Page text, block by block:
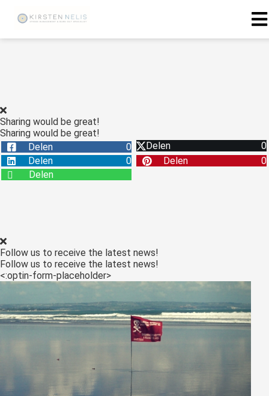
Sharing would be great!
Sharing would be great!
Delen
0 Delen
0
Delen
0 Delen
0
Delen
Follow us to receive the latest news!
Follow us to receive the latest news!
<:optin-form-placeholder>
zijn
deze
kan de